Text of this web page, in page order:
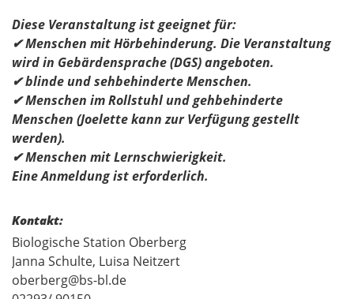
Diese Veranstaltung ist geeignet für:
✔Menschen mit Hörbehinderung. Die Veranstaltung
wird in Gebärdensprache (DGS) angeboten.
✔blinde und sehbehinderte Menschen.
✔Menschen im Rollstuhl und gehbehinderte
Menschen (Joelette kann zur Verfügung gestellt
werden).
✔Menschen mit Lernschwierigkeit.
Eine Anmeldung ist erforderlich.
Kontakt:
Biologische Station Oberberg
Janna Schulte, Luisa Neitzert
oberberg@bs-bl.de